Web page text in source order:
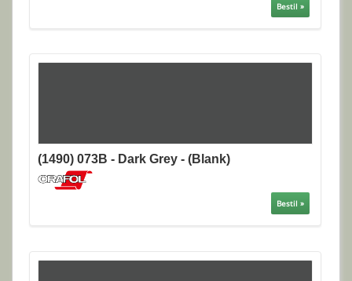
Bestil »
(1490) 073B - Dark Grey - (Blank)
Bestil »